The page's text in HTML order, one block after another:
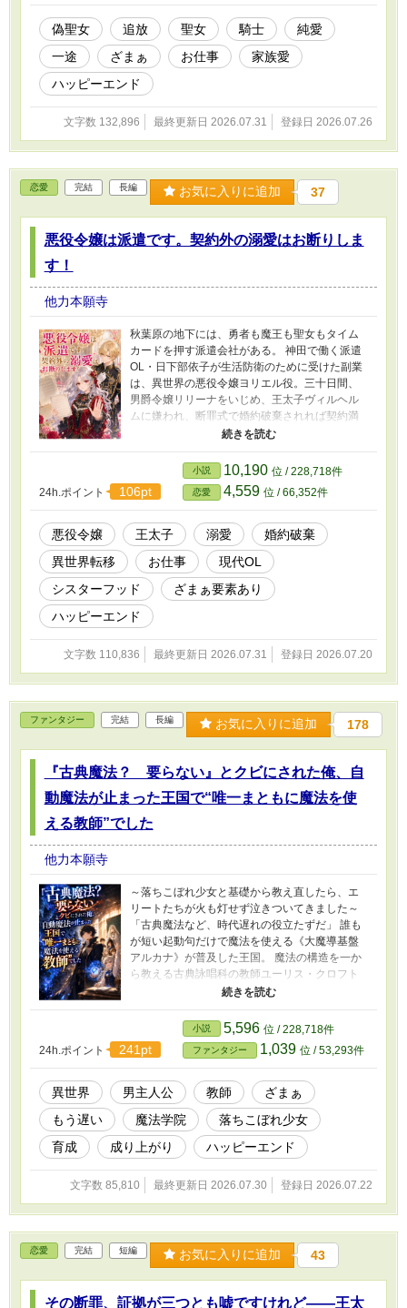
次々と現れて――。 追放された偽聖女と傷つい
た騎士が、押しつけられた運命をほどき、恋
人、夫婦、そして家族になるまでの異世界恋愛
ファンタジー。 全50話・完結／ハッピーエン
ド。 ※「その奇跡は、誰かに傷を移すだけで
す」追放された偽聖女は、王家の傷を押しつけ
られた騎士を救う」の連載版です。7話までは短
編と同内容です。短編お読みの方は８話からお
読みください。
https://www.alphapolis.co.jp/novel/783754966/8
48072700
偽聖女 追放 聖女 騎士
純愛
一途
ざまぁ お仕事
家族愛
ハッピーエンド
文字数 132,896 最終更新日 2026.07.31 登録日 2026.07.26
恋愛 完結 長編 お気に入りに追加 37
悪役令嬢は派遣です。契約外の溺愛はお断りしま
す！
他力本願寺
秋葉原の地下には、勇者も魔王も聖女もタイム
カードを押す派遣会社がある。 神田で働く派遣
OL・日下部依子が生活防衛のために受けた副業
は、異世界の悪役令嬢ヨリエル役。三十日間、
男爵令嬢リリーナをいじめ、王太子ヴィルヘル
ムに嫌われ、断罪式で婚約破棄されれば契約満
了――のはずだった。 ところが王太子はNPCで
かな優しさを見抜く、本物の人間だった。嫌わ
れるほど報酬が増えるのに、彼はなぜか依子を
大切にし始める。 しかもリリーナは、断罪式の
翌日に王太子が殺され、自分も口封じされる未
来を夢で見ていた。 『君の定時は守る。だか
ら、明日も来てほしい』 婚約破棄は業務内。溺
愛は契約外。 人を役割として消費する台本を、
派遣悪役令嬢が契約書と勤務記録と仲間の選択
で破る、お仕事×溺愛ラブコメ。 ※全40話 完
結保証
24h.ポイント 106pt
小説 10,190 位 / 228,718件
恋愛 4,559 位 / 66,352件
悪役令嬢 王太子 溺愛
婚約破棄
異世界転移
お仕事
現代OL
シスターフッド
ざまぁ要素あり
ハッピーエンド
文字数 110,836 最終更新日 2026.07.31 登録日 2026.07.20
ファンタジー 完結 長編 お気に入りに追加 178
『古典魔法？ 要らない』とクビにされた俺、自
動魔法が止まった王国で“唯一まともに魔法を使
える教師”でした
他力本願寺
～落ちこぼれ少女と基礎から教え直したら、エ
リートたちが火も灯せず泣きついてきました～
「古典魔法など、時代遅れの役立たずだ」 誰も
が短い起動句だけで魔法を使える《大魔導基盤
アルカナ》が普及した王国。 魔法の構造を一か
ら教える古典詠唱科の教師ユーリス・クロフト
は、財務大臣と学院長から予算の無駄だと切り
彼らが保守教育者の証である《源紋板》を破壊
した直後、王国中の自動魔法が停止した。 魔灯
は消え、扉は開かず、水道も治癒魔法も物流も
王都結界も機能しない。 これまで天才と呼ばれ
ていた宮廷魔術師や学院教師たちは、起動句を
叫ぶことしかできず、初歩の火さえまともに灯
せなかった。 一方、暗闇の中で自力の魔法を使
えたのは――時代遅れと追放されたユーリス
と、彼の授業だけを真面目に学んでいた落ちこ
ぼれ少女ミリアだった。 「魔法は、言葉を叫べ
ば出てくる奇跡じゃない。自分の頭で考え、理
解し、制御する技術だ」 ユーリスはミリアや聖
女、職人、兵士、市民たちに、本当の魔法を一
から教えていく。 不要とされた基礎が人々の命
を救い、落ちこぼれと笑われた者たちが王国を
支える一方、利権と特権にしがみつく者たちは
自ら築いた便利な世界とともに転落していく。
これは、追放された古典魔法教師が「考える
24h.ポイント 241pt
小説 5,596 位 / 228,718件
ファンタジー 1,039 位 / 53,293件
異世界 男主人公 教師
ざまぁ
もう遅い
魔法学院
落ちこぼれ少女
育成
成り上がり ハッピーエンド
文字数 85,810 最終更新日 2026.07.30 登録日 2026.07.22
恋愛 完結 短編 お気に入りに追加 43
その断罪、証拠が三つとも嘘ですけれど――王太